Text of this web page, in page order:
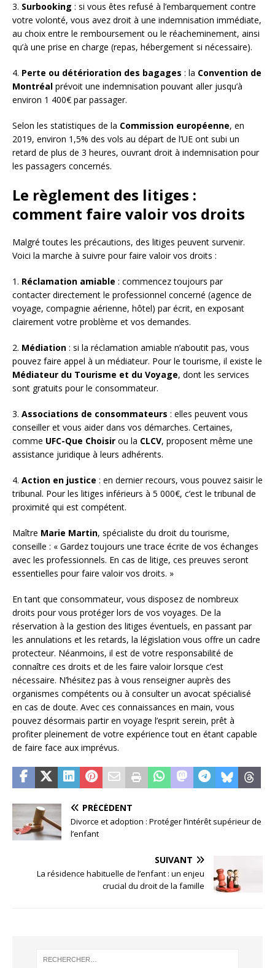
3. Surbooking : si vous êtes refusé à l’embarquement contre
votre volonté, vous avez droit à une indemnisation immédiate,
au choix entre le remboursement ou le réacheminement, ainsi
qu’à une prise en charge (repas, hébergement si nécessaire).
4. Perte ou détérioration des bagages : la Convention de
Montréal prévoit une indemnisation pouvant aller jusqu’à
environ 1 400€ par passager.
Selon les statistiques de la Commission européenne, en
2019, environ 1,5% des vols au départ de l’UE ont subi un
retard de plus de 3 heures, ouvrant droit à indemnisation pour
les passagers concernés.
Le règlement des litiges :
comment faire valoir vos droits
Malgré toutes les précautions, des litiges peuvent survenir.
Voici la marche à suivre pour faire valoir vos droits :
1. Réclamation amiable : commencez toujours par
contacter directement le professionnel concerné (agence de
voyage, compagnie aérienne, hôtel) par écrit, en exposant
clairement votre problème et vos demandes.
2. Médiation : si la réclamation amiable n’aboutit pas, vous
pouvez faire appel à un médiateur. Pour le tourisme, il existe le
Médiateur du Tourisme et du Voyage, dont les services
sont gratuits pour le consommateur.
3. Associations de consommateurs : elles peuvent vous
conseiller et vous aider dans vos démarches. Certaines,
comme UFC-Que Choisir ou la CLCV, proposent même une
assistance juridique à leurs adhérents.
4. Action en justice : en dernier recours, vous pouvez saisir le
tribunal. Pour les litiges inférieurs à 5 000€, c’est le tribunal de
proximité qui est compétent.
Maître Marie Martin, spécialiste du droit du tourisme,
conseille : « Gardez toujours une trace écrite de vos échanges
avec les professionnels. En cas de litige, ces preuves seront
essentielles pour faire valoir vos droits. »
En tant que consommateur, vous disposez de nombreux
droits pour vous protéger lors de vos voyages. De la
réservation à la gestion des litiges éventuels, en passant par
les annulations et les retards, la législation vous offre un cadre
protecteur. Néanmoins, il est de votre responsabilité de
connaître ces droits et de les faire valoir lorsque c’est
nécessaire. N’hésitez pas à vous renseigner auprès des
organismes compétents ou à consulter un avocat spécialisé
en cas de doute. Avec ces connaissances en main, vous
pouvez désormais partir en voyage l’esprit serein, prêt à
profiter pleinement de votre expérience tout en étant capable
de faire face aux imprévus.
PRÉCÉDENT
Divorce et adoption : Protéger l’intérêt supérieur de
l’enfant
SUIVANT
La résidence habituelle de l’enfant : un enjeu
crucial du droit de la famille